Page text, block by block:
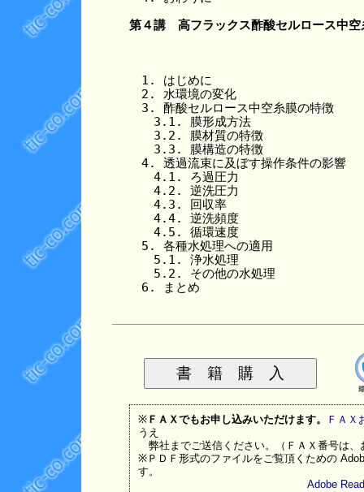
第４講　高フラックス酢酸セルロース中
1. はじめに
2. 水環境の変化
3. 酢酸セルロース中空糸膜の特徴
3.1. 膜形成方法
3.2. 膜材質の特徴
3.3. 膜構造の特徴
4. 透過流束に及ぼす操作条件の影響
4.1. ろ過圧力
4.2. 逆洗圧力
4.3. 回収率
4.4. 逆洗頻度
4.5. 循環速度
5. 各種水処理への適用
5.1. 浄水処理
5.2. その他の水処理
※ＦＡＸでもお申し込みいただけます。
ＦＡＸ
うえ
弊社までご送信ください。（ＦＡＸ番号は、
※ＰＤＦ形式のファイルをご覧頂くための
す。
Adobe